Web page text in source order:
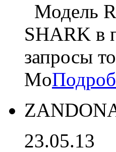
Модель
SHARK в
запросы
Mo
23.05.13